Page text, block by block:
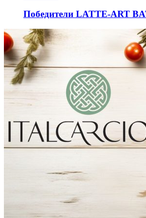
Победители LATTE-ART